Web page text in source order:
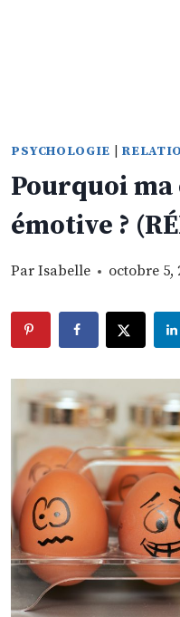
PSYCHOLOGIE
Pourquoi
émotive ?
Par Isabelle octobre 5,